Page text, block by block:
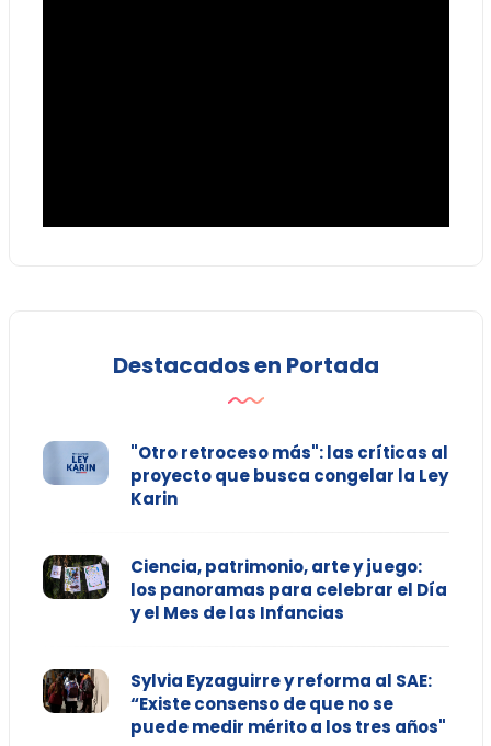
Destacados en Portada
"Otro retroceso más": las críticas al
proyecto que busca congelar la Ley
Karin
Ciencia, patrimonio, arte y juego:
los panoramas para celebrar el Día
y el Mes de las Infancias
Sylvia Eyzaguirre y reforma al SAE:
“Existe consenso de que no se
puede medir mérito a los tres años"